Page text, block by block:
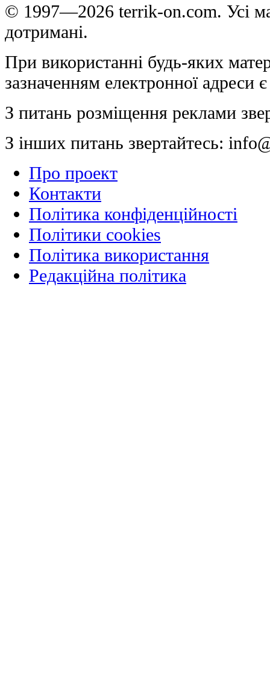
© 1997—2026 terrik-on.com. Усі
дотримані.
При використанні будь-яких
зазначенням електронної адреси
З питань розміщення реклами
З інших питань звертайтесь:
Про проект
Контакти
Політика конфіденційності
Політики cookies
Політика використання
Редакційна політика